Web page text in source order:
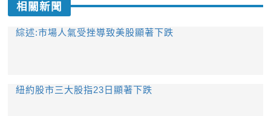
相關新聞
綜述:市場人氣受挫導致美股顯著下跌
紐約股市三大股指23日顯著下跌